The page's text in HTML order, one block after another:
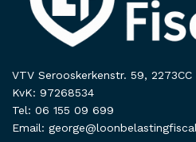
VTV Serooskerkenstr. 59,
KvK: 97268534
Tel: 06 155 09 699
Email: